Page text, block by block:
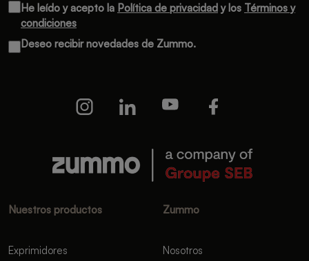
Nuestros productos
Exprimidores
Zummo
Nosotros
He leído y acepto la Política de privacidad y los Términos y
condiciones
Deseo recibir novedades de Zummo.